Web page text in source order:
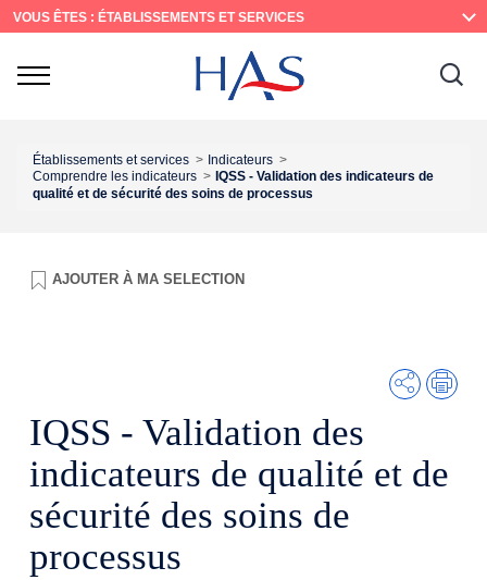
Recherche
Menu
principal
Contenu
principal
VOUS ÊTES : ÉTABLISSEMENTS ET SERVICES
Ouvrir
Établissements et services
Indicateurs
Comprendre les indicateurs
IQSS - Validation des indicateurs de
qualité et de sécurité des soins de processus
AJOUTER À MA SELECTION
Partager
IQSS - Validation des
indicateurs de qualité et de
sécurité des soins de
processus